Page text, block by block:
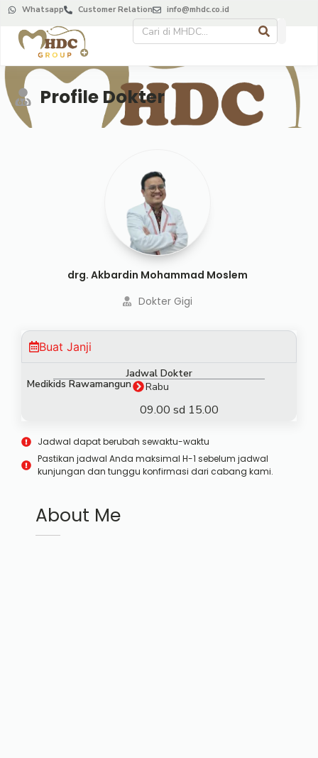
Whatsapp Customer Relation info@mhdc.co.id
Profile Dokter
drg. Akbardin Mohammad Moslem
Dokter Gigi
Buat Janji
Jadwal Dokter
Medikids Rawamangun Rabu
09.00 sd 15.00
Jadwal dapat berubah sewaktu-waktu
Pastikan jadwal Anda maksimal H-1 sebelum jadwal
kunjungan dan tunggu konfirmasi dari cabang kami.
About Me